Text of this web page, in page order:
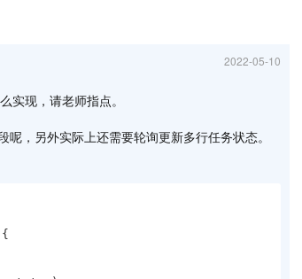
2022-05-10
现，请老师指点。
，另外实际上还需要轮询更新多行任务状态。